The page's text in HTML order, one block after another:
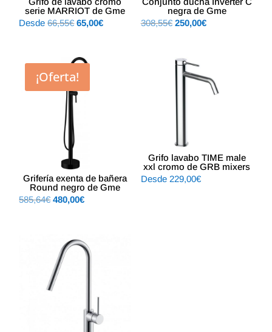
serie MARRIOT de Gme
Desde 66,55€ El
era:
66,55€.
65,00€El
negra de Gme
308,55€ El
era:
308,55€.
250,00€El
250,00€.
¡Oferta!
Grifería exenta de bañera
Round negro de Gme
585,64€ El
era:
585,64€.
480,00€El
es:
480,00€.
Grifo lavabo TIME male
xxl cromo de GRB mixers
Desde 229,00€